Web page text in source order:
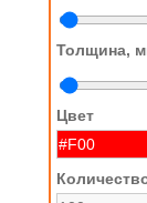
Толщина,
Цвет